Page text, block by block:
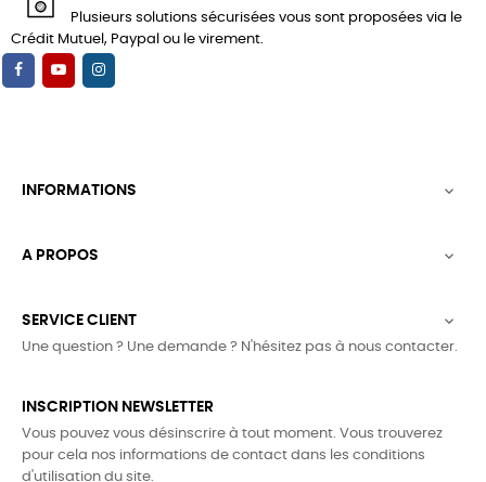
Plusieurs solutions sécurisées vous sont proposées via le
Crédit Mutuel, Paypal ou le virement.
INFORMATIONS 
A PROPOS 
SERVICE CLIENT 
Une question ? Une demande ? N'hésitez pas à nous contacter.
INSCRIPTION NEWSLETTER
Vous pouvez vous désinscrire à tout moment. Vous trouverez
pour cela nos informations de contact dans les conditions
d'utilisation du site.